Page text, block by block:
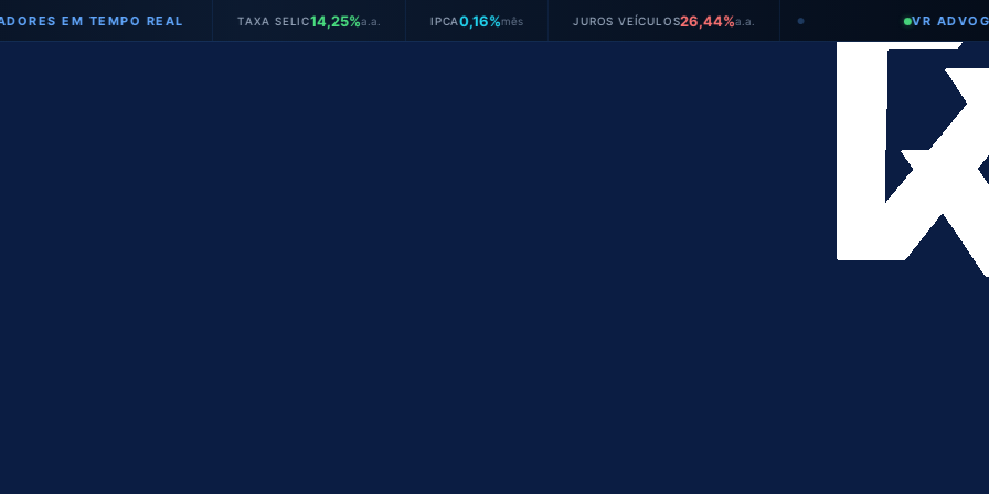
TEMPO REAL TAXA SELIC 14,25%a.a. IPCA mês JUROS VEÍCULOS26,44%a.a. ● VR ADVOGADOS